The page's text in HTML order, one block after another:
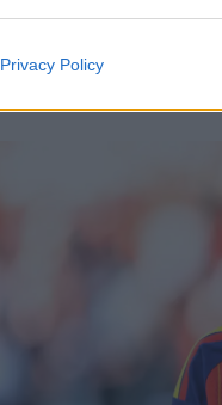
Privacy Policy